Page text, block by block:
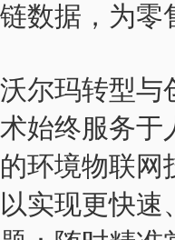
链数据，为零
沃尔玛转型与
术始终服务
的环境物联网
以实现更快